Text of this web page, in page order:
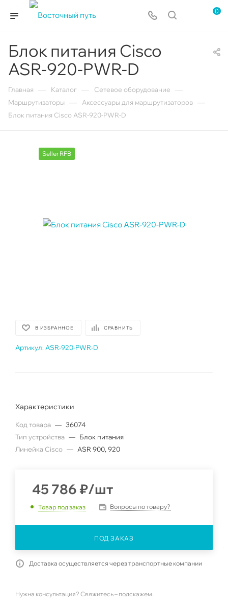
0
Блок питания Cisco
ASR-920-PWR-D
Главная Каталог Сетевое оборудование
Маршрутизаторы Аксессуары для маршрутизаторов
Блок питания Cisco ASR-920-PWR-D
Seller RFB
В ИЗБРАННОЕ СРАВНИТЬ
Артикул: ASR-920-PWR-D
Характеристики
Код товара — 36074
Тип устройства — Блок питания
Линейка Cisco — ASR 900, 920
45 786 ₽/шт
Товар под заказ Вопросы по товару?
ПОД ЗАКАЗ
Доставка осуществляется через транспортные компании
Нужна консультация? Свяжитесь – подскажем.